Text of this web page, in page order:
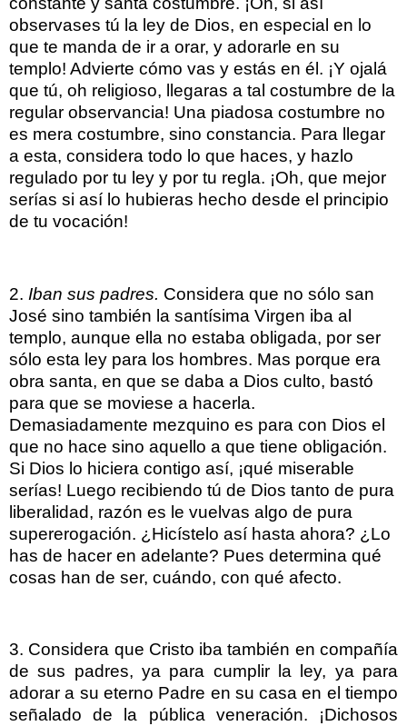
observases tú la ley de Dios, en especial en lo
que te manda de ir a orar, y adorarle en su
templo! Advierte cómo vas y estás en él. ¡Y ojalá
que tú, oh religioso, llegaras a tal costumbre de la
regular observancia! Una piadosa costumbre no
es mera costumbre, sino constancia. Para llegar
a esta, considera todo lo que haces, y hazlo
regulado por tu ley y por tu regla. ¡Oh, que mejor
serías si así lo hubieras hecho desde el principio
de tu vocación!
2. Iban sus padres. Considera que no sólo san
José sino también la santísima Virgen iba al
templo, aunque ella no estaba obligada, por ser
sólo esta ley para los hombres. Mas porque era
obra santa, en que se daba a Dios culto, bastó
para que se moviese a hacerla.
Demasiadamente mezquino es para con Dios el
que no hace sino aquello a que tiene obligación.
Si Dios lo hiciera contigo así, ¡qué miserable
serías! Luego recibiendo tú de Dios tanto de pura
liberalidad, razón es le vuelvas algo de pura
supererogación. ¿Hicístelo así hasta ahora? ¿Lo
has de hacer en adelante? Pues determina qué
cosas han de ser, cuándo, con qué afecto.
3. Considera que Cristo iba también en compañía
de sus padres, ya para cumplir la ley, ya para
adorar a su eterno Padre en su casa en el tiempo
señalado de la pública veneración. ¡Dichosos